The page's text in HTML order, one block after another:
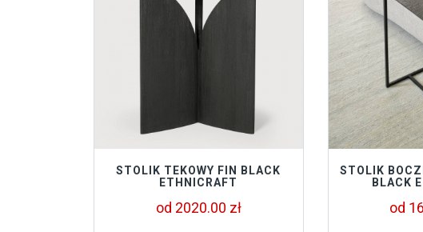
STOLIK TEKOWY FIN BLACK
ETHNICRAFT
od 2020.00 zł
STOLIK
BLACK
od